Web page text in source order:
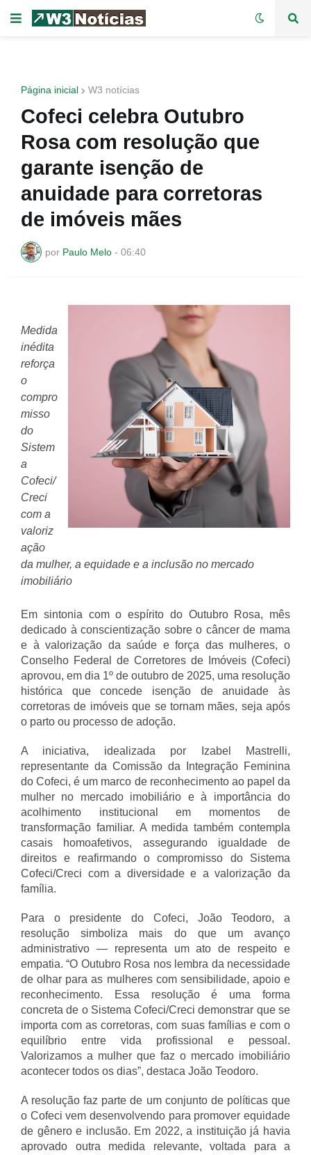
Página inicial W3 notícias
Cofeci celebra Outubro
Rosa com resolução que
garante isenção de
anuidade para corretoras
de imóveis mães
por Paulo Melo - 06:40
Medida
inédita
reforça
o
compro
misso
do
Sistem
a
Cofeci/
Creci
com a
valoriz
ação
da mulher, a equidade e a inclusão no mercado
imobiliário
Em sintonia com o espírito do Outubro Rosa, mês
dedicado à conscientização sobre o câncer de mama
e à valorização da saúde e força das mulheres, o
Conselho Federal de Corretores de Imóveis (Cofeci)
aprovou, em dia 1º de outubro de 2025, uma resolução
histórica que concede isenção de anuidade às
corretoras de imóveis que se tornam mães, seja após
o parto ou processo de adoção.
A iniciativa, idealizada por Izabel Mastrelli,
representante da Comissão da Integração Feminina
do Cofeci, é um marco de reconhecimento ao papel da
mulher no mercado imobiliário e à importância do
acolhimento institucional em momentos de
transformação familiar. A medida também contempla
casais homoafetivos, assegurando igualdade de
direitos e reafirmando o compromisso do Sistema
Cofeci/Creci com a diversidade e a valorização da
família.
Para o presidente do Cofeci, João Teodoro, a
resolução simboliza mais do que um avanço
administrativo — representa um ato de respeito e
empatia. “O Outubro Rosa nos lembra da necessidade
de olhar para as mulheres com sensibilidade, apoio e
reconhecimento. Essa resolução é uma forma
concreta de o Sistema Cofeci/Creci demonstrar que se
importa com as corretoras, com suas famílias e com o
equilíbrio entre vida profissional e pessoal.
Valorizamos a mulher que faz o mercado imobiliário
acontecer todos os dias”, destaca João Teodoro.
A resolução faz parte de um conjunto de políticas que
o Cofeci vem desenvolvendo para promover equidade
de gênero e inclusão. Em 2022, a instituição já havia
aprovado outra medida relevante, voltada para a